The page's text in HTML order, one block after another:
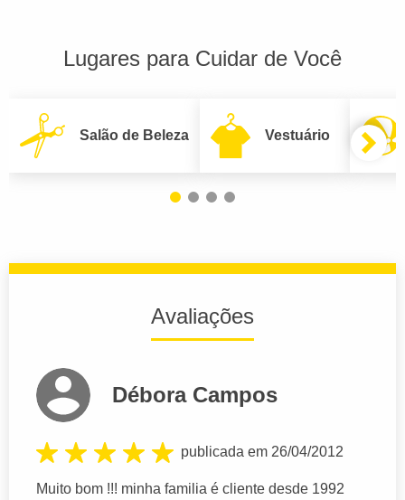
Lugares para Cuidar de Você
Salão de Beleza Vestuário
Avaliações
Débora Campos
publicada em 26/04/2012
Muito bom !!! minha familia é cliente desde 1992